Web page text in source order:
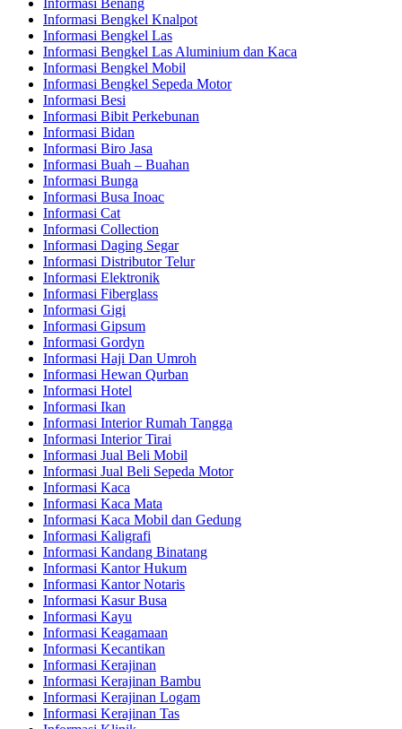
Informasi Benang
Informasi Bengkel Knalpot
Informasi Bengkel Las
Informasi Bengkel Las Aluminium dan Kaca
Informasi Bengkel Mobil
Informasi Bengkel Sepeda Motor
Informasi Besi
Informasi Bibit Perkebunan
Informasi Bidan
Informasi Biro Jasa
Informasi Buah – Buahan
Informasi Bunga
Informasi Busa Inoac
Informasi Cat
Informasi Collection
Informasi Daging Segar
Informasi Distributor Telur
Informasi Elektronik
Informasi Fiberglass
Informasi Gigi
Informasi Gipsum
Informasi Gordyn
Informasi Haji Dan Umroh
Informasi Hewan Qurban
Informasi Hotel
Informasi Ikan
Informasi Interior Rumah Tangga
Informasi Interior Tirai
Informasi Jual Beli Mobil
Informasi Jual Beli Sepeda Motor
Informasi Kaca
Informasi Kaca Mata
Informasi Kaca Mobil dan Gedung
Informasi Kaligrafi
Informasi Kandang Binatang
Informasi Kantor Hukum
Informasi Kantor Notaris
Informasi Kasur Busa
Informasi Kayu
Informasi Keagamaan
Informasi Kecantikan
Informasi Kerajinan
Informasi Kerajinan Bambu
Informasi Kerajinan Logam
Informasi Kerajinan Tas